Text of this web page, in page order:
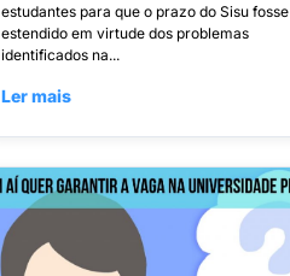
estudantes para que o prazo do Sisu fosse
estendido em virtude dos problemas
identificados na...
Ler mais